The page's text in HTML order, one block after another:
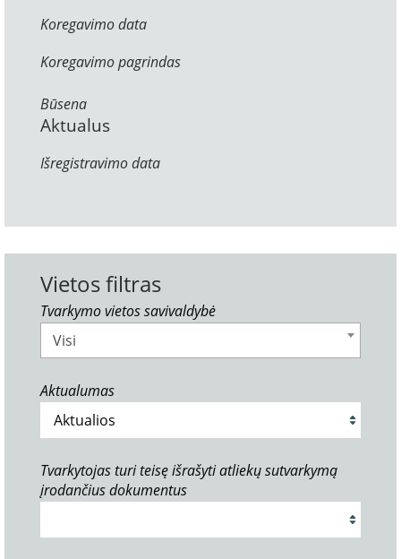
Koregavimo data
Koregavimo pagrindas
Būsena
Aktualus
Išregistravimo data
Vietos filtras
Tvarkymo vietos savivaldybė
Visi
Aktualumas
Tvarkytojas turi teisę išrašyti atliekų sutvarkymą
įrodančius dokumentus